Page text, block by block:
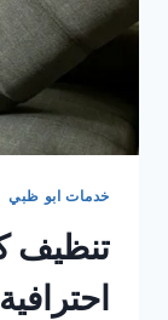
خدمات ابو ظبي
تنظيف